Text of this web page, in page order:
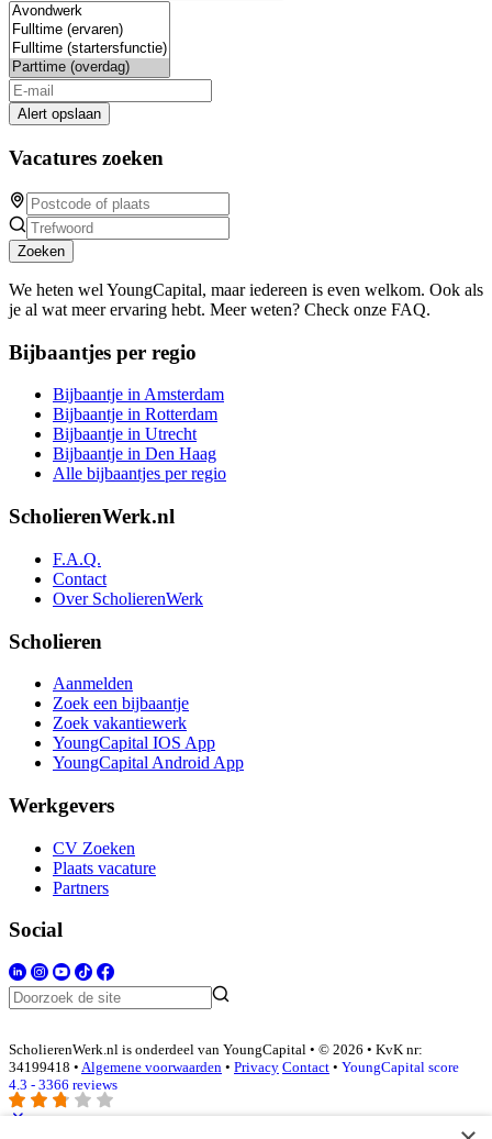
Alert opslaan
Vacatures zoeken
Zoeken
We heten wel YoungCapital, maar iedereen is even welkom. Ook als
je al wat meer ervaring hebt. Meer weten? Check onze FAQ.
Bijbaantjes per regio
Bijbaantje in Amsterdam
Bijbaantje in Rotterdam
Bijbaantje in Utrecht
Bijbaantje in Den Haag
Alle bijbaantjes per regio
ScholierenWerk.nl
F.A.Q.
Contact
Over ScholierenWerk
Scholieren
Aanmelden
Zoek een bijbaantje
Zoek vakantiewerk
YoungCapital IOS App
YoungCapital Android App
Werkgevers
CV Zoeken
Plaats vacature
Partners
Social
ScholierenWerk.nl is onderdeel van YoungCapital • © 2026 • KvK nr:
34199418 • Algemene voorwaarden • Privacy Contact • YoungCapital score
4.3 - 3366 reviews